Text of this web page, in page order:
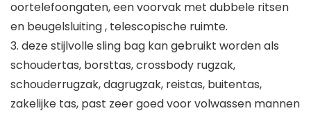
oortelefoongaten, een voorvak met dubbele ritsen
en beugelsluiting , telescopische ruimte.
3. deze stijlvolle sling bag kan gebruikt worden als
schoudertas, borsttas, crossbody rugzak,
schouderrugzak, dagrugzak, reistas, buitentas,
zakelijke tas, past zeer goed voor volwassen mannen